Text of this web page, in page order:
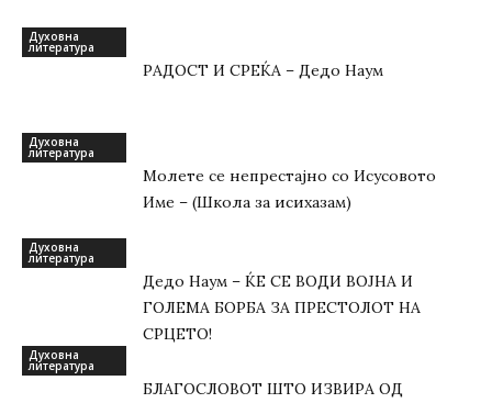
Духовна
литература
РАДОСТ И СРЕЌА – Дедо Наум
Духовна
литература
Молете се непрестајно со Исусовото
Име – (Школа за исихазам)
Духовна
литература
Дедо Наум – ЌЕ СЕ ВОДИ ВОЈНА И
ГОЛЕМА БОРБА ЗА ПРЕСТОЛОТ НА
СРЦЕТО!
Духовна
литература
БЛАГОСЛОВОТ ШТО ИЗВИРА ОД